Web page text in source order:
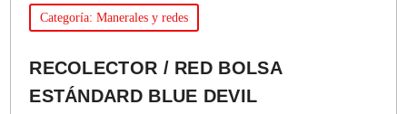
Categoría: Manerales y redes
RECOLECTOR / RED BOLSA
ESTÁNDARD BLUE DEVIL